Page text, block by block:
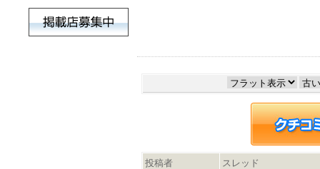
投稿者 スレッド